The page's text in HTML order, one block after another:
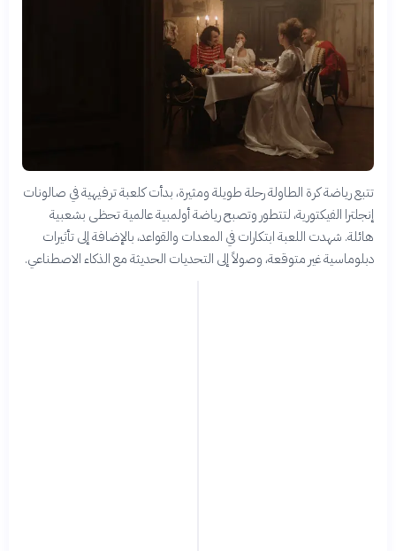
تتبع رياضة كرة الطاولة رحلة طويلة ومثيرة، بدأت كلعبة ترفيهية في صالونات
إنجلترا الفيكتورية، لتتطور وتصبح رياضة أولمبية عالمية تحظى بشعبية
هائلة. شهدت اللعبة ابتكارات في المعدات والقواعد، بالإضافة إلى تأثيرات
دبلوماسية غير متوقعة، وصولاً إلى التحديات الحديثة مع الذكاء الاصطناعي.